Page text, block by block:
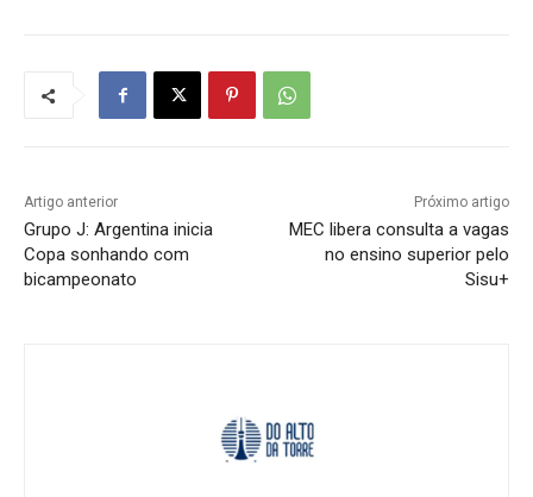
Artigo anterior
Grupo J: Argentina inicia
Copa sonhando com
bicampeonato
Próximo artigo
MEC libera consulta a vagas
no ensino superior pelo
Sisu+